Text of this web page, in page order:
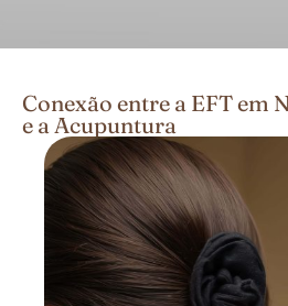
Conexão entre a EFT em
e a Acupuntura